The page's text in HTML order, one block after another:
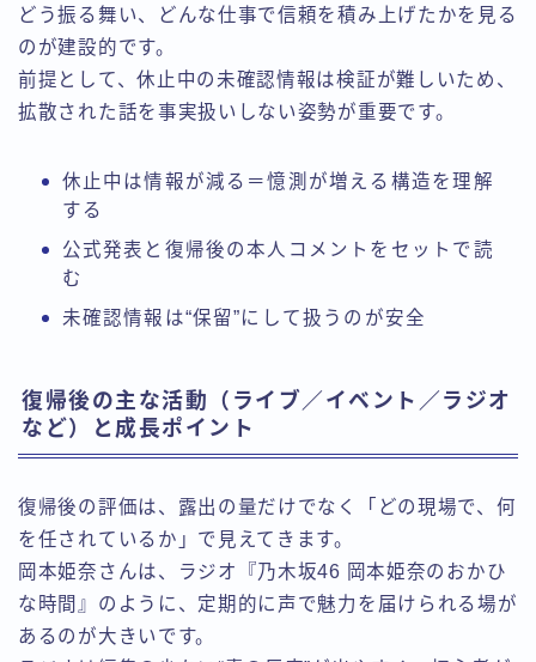
どう振る舞い、どんな仕事で信頼を積み上げたかを見る
のが建設的です。
前提として、休止中の未確認情報は検証が難しいため、
拡散された話を事実扱いしない姿勢が重要です。
休止中は情報が減る＝憶測が増える構造を理解
する
公式発表と復帰後の本人コメントをセットで読
む
未確認情報は“保留”にして扱うのが安全
復帰後の主な活動（ライブ／イベント／ラジオ
など）と成長ポイント
復帰後の評価は、露出の量だけでなく「どの現場で、何
を任されているか」で見えてきます。
岡本姫奈さんは、ラジオ『乃木坂46 岡本姫奈のおかひ
な時間』のように、定期的に声で魅力を届けられる場が
あるのが大きいです。